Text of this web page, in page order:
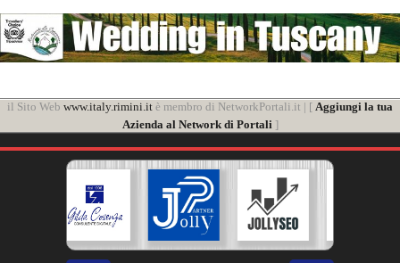
il Sito Web www.italy.rimini.it è membro di NetworkPortali.it | [ Aggiungi la tua
Azienda al Network di Portali]